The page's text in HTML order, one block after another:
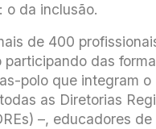
o da inclusão.
de 400
participando das
polo que integram
as Diretorias
–, educadores